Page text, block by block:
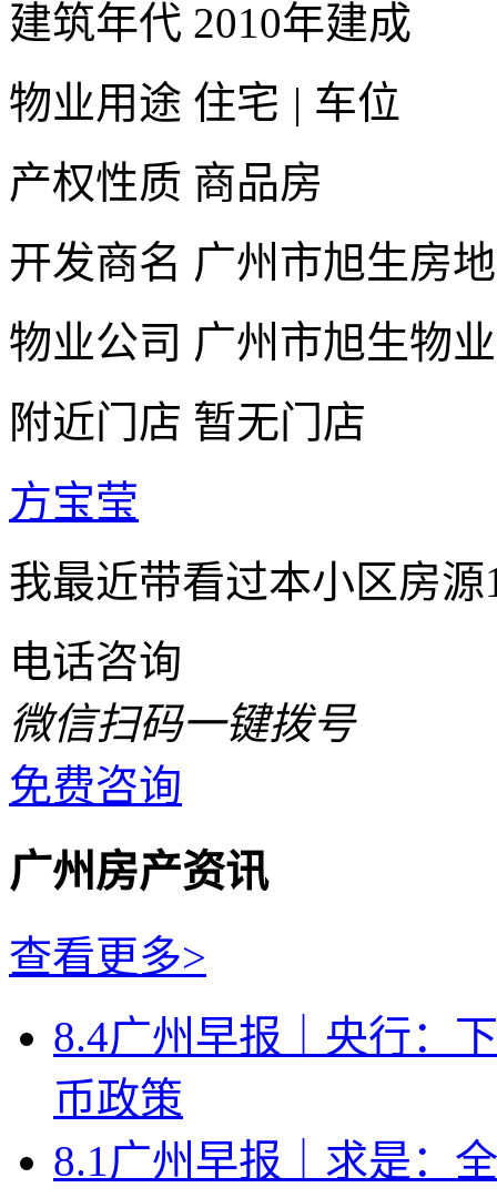
建筑年代 2010年建成
物业用途 住宅 | 车位
产权性质 商品房
开发商名 广州市旭生房
物业公司 广州市旭生物
附近门店 暂无门店
方宝莹
我最近带看过本小区房
电话咨询
微信扫码一键拨号
免费咨询
广州房产资讯
查看更多>
8.4广州早报｜央行：
币政策
8.1广州早报｜求是：